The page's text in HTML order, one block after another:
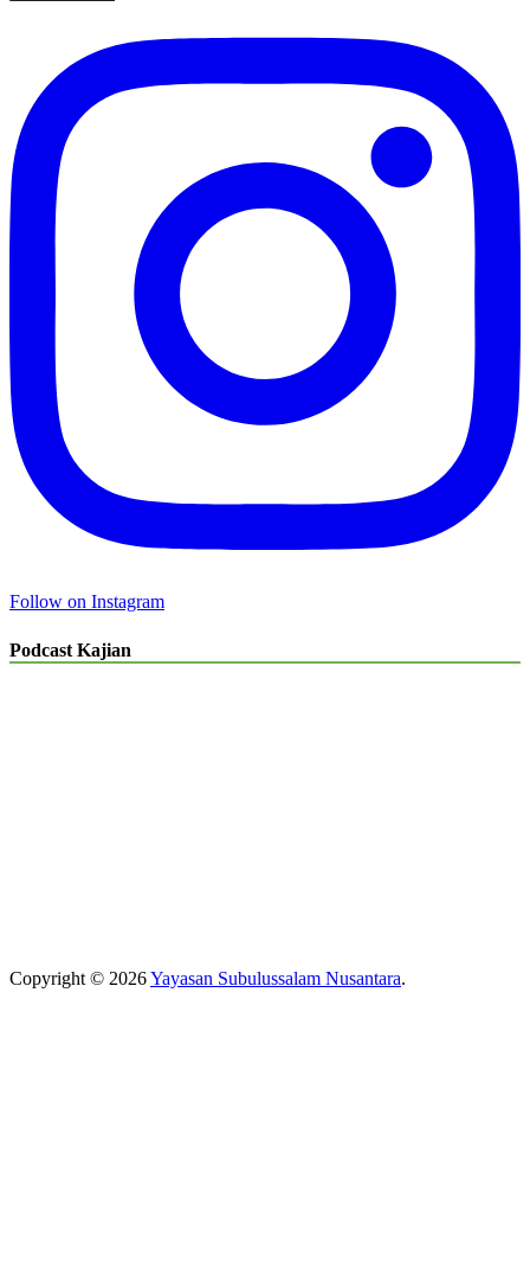
Follow on Instagram
Podcast Kajian
Copyright © 2026Yayasan Subulussalam Nusantara.